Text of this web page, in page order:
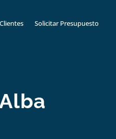
Clientes Solicitar Presupuesto